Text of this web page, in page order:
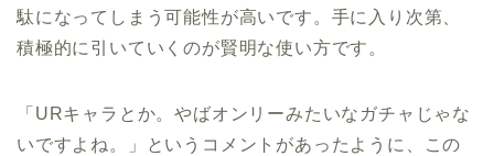
駄になってしまう可能性が高いです。手に入り次第、
積極的に引いていくのが賢明な使い方です。
「URキャラとか。やばオンリーみたいなガチャじゃな
いですよね。」というコメントがあったように、この